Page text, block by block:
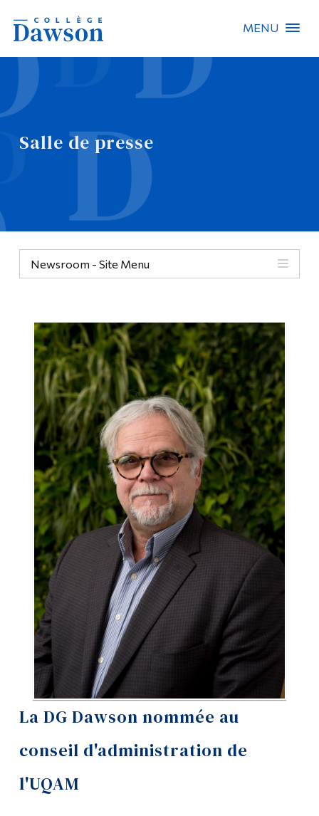
MENU
Salle de presse
Newsroom - Site Menu
La DG Dawson nommée au
conseil d'administration de
l'UQAM
Recherche sur le site
Recherche de personnes
EN
Omnivox
Liens rapides
Outils
Liens
Menu principal
Programmes
Formation continue
Admissions
La vie à Dawson
Qui vous êtes
Futurs étudiants
Étudiants actuels
Corps enseignant et
personnel administratif
Diplômé·es et visiteur·euses